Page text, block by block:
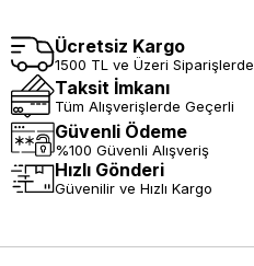
Ücretsiz Kargo
1500 TL ve Üzeri Siparişlerde
Taksit İmkanı
Tüm Alışverişlerde Geçerli
Güvenli Ödeme
%100 Güvenli Alışveriş
Hızlı Gönderi
Güvenilir ve Hızlı Kargo